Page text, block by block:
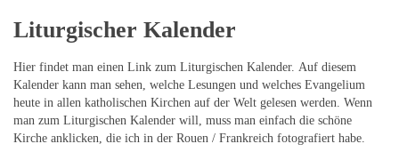
Liturgischer Kalender
Hier findet man einen Link zum Liturgischen Kalender. Auf diesem
Kalender kann man sehen, welche Lesungen und welches Evangelium
heute in allen katholischen Kirchen auf der Welt gelesen werden. Wenn
man zum Liturgischen Kalender will, muss man einfach die schöne
Kirche anklicken, die ich in der Rouen / Frankreich fotografiert habe.